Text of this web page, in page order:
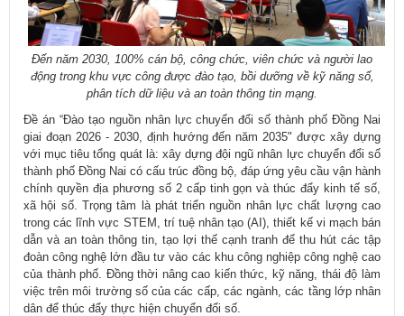
Đến năm 2030, 100% cán bộ, công chức, viên chức và người lao
động trong khu vực công được đào tạo, bồi dưỡng về kỹ năng số,
phân tích dữ liệu và an toàn thông tin mạng.
Đề án “Đào tạo nguồn nhân lực chuyển đổi số thành phố Đồng Nai
giai đoạn 2026 - 2030, định hướng đến năm 2035" được xây dựng
với mục tiêu tổng quát là: xây dựng đội ngũ nhân lực chuyển đổi số
thành phố Đồng Nai có cấu trúc đồng bộ, đáp ứng yêu cầu vận hành
chính quyền địa phương số 2 cấp tinh gọn và thúc đẩy kinh tế số,
xã hội số. Trọng tâm là phát triển nguồn nhân lực chất lượng cao
trong các lĩnh vực STEM, trí tuệ nhân tạo (AI), thiết kế vi mạch bán
dẫn và an toàn thông tin, tạo lợi thế cạnh tranh để thu hút các tập
đoàn công nghệ lớn đầu tư vào các khu công nghiệp công nghệ cao
của thành phố. Đồng thời nâng cao kiến thức, kỹ năng, thái độ làm
việc trên môi trường số của các cấp, các ngành, các tầng lớp nhân
dân để thúc đẩy thực hiện chuyển đổi số.